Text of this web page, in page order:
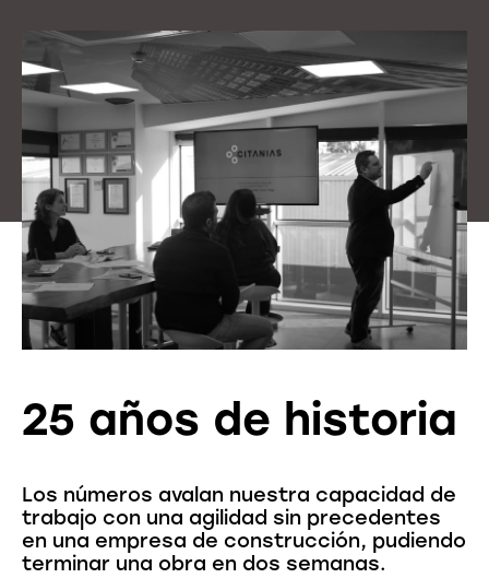
25 años de historia
Los números avalan nuestra capacidad de
trabajo con una agilidad sin precedentes
en una empresa de construcción, pudiendo
terminar una obra en dos semanas.